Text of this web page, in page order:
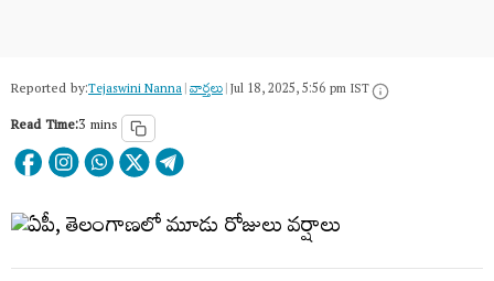
Reported by:Tejaswini Nanna|వార్త‌లు|Jul 18, 2025, 5:56 pm IST
Read Time:3 mins